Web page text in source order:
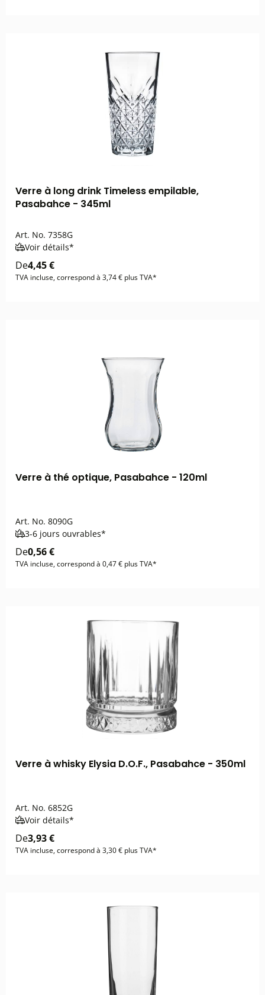
Verre à long drink Timeless empilable,
Pasabahce - 345ml
Art. No. 7358G
Voir détails*
De4,45 €
TVA incluse, correspond à 3,74 € plus TVA*
Verre à thé optique, Pasabahce - 120ml
Art. No. 8090G
3-6 jours ouvrables*
De0,56 €
TVA incluse, correspond à 0,47 € plus TVA*
Verre à whisky Elysia D.O.F., Pasabahce - 350ml
Art. No. 6852G
Voir détails*
De3,93 €
TVA incluse, correspond à 3,30 € plus TVA*